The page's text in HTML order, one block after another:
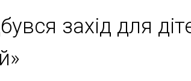
захід для